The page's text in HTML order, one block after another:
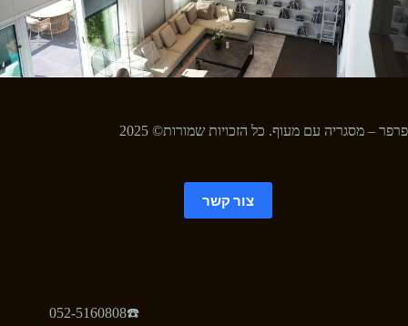
פרפר – מסגריה עם מעוף. כל הזכויות שמורות© 2025
צור קשר
052-5160808☎️